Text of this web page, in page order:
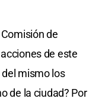
de
de este
mismo los
de la ciudad? Por